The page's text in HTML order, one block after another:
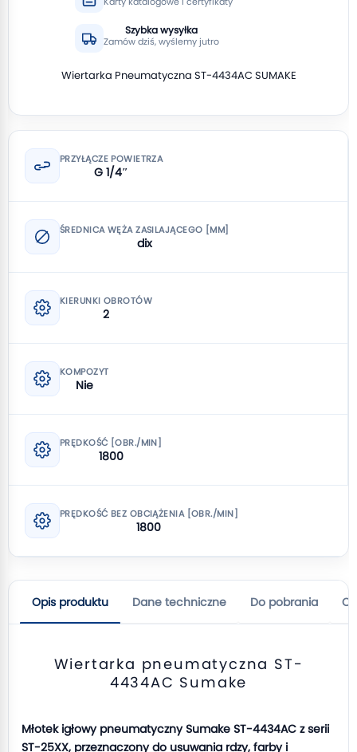
Szybka wysyłka
Zamów dziś, wyślemy jutro
Wiertarka Pneumatyczna ST-4434AC SUMAKE
PRZYŁĄCZE POWIETRZA
G 1/4″
ŚREDNICA WĘŻA ZASILAJĄCEGO [MM]
dix
KIERUNKI OBROTÓW
2
KOMPOZYT
Nie
PRĘDKOŚĆ [OBR./MIN]
1800
PRĘDKOŚĆ BEZ OBCIĄŻENIA [OBR./MIN]
1800
Opis produktu Dane techniczne Do pobrania
Wiertarka pneumatyczna ST-
4434AC Sumake
Młotek igłowy pneumatyczny Sumake ST-4434AC z serii
ST-25XX, przeznaczony do usuwania rdzy, farby i